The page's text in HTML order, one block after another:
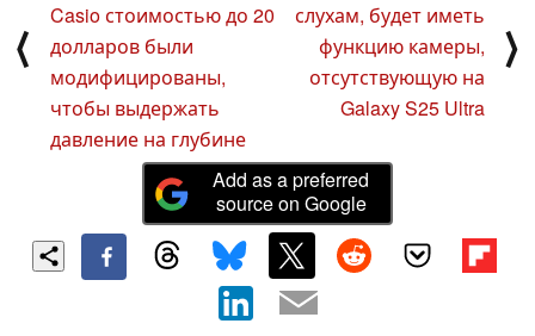
⟨
Casio стоимостью до 20
долларов были
модифицированы,
чтобы выдержать
давление на глубине
слухам, будет иметь
функцию камеры,
отсутствующую на
Galaxy S25 Ultra
⟩
Add as a preferred
source on Google